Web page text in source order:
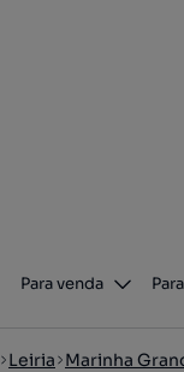
Para venda
Leiria Marinha